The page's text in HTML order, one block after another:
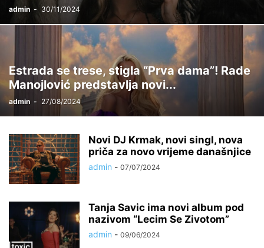
admin - 30/11/2024
Estrada se trese, stigla “Prva dama”! Rade
Manojlović predstavlja novi...
admin - 27/08/2024
Novi DJ Krmak, novi singl, nova
priča za novo vrijeme današnjice
admin - 07/07/2024
Tanja Savic ima novi album pod
nazivom “Lecim Se Zivotom”
admin - 09/06/2024